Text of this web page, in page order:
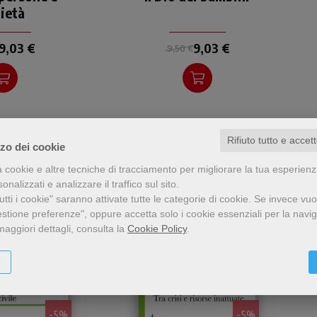
dei cookie
Rifiuto tutto e
cookie e altre tecniche di tracciamento per migliorare la tua
e analizzare il traffico sul sito.
i cookie" saranno attivate tutte le categorie di cookie. Se invece
preferenze", oppure accetta solo i cookie essenziali per la
dettagli, consulta la Cookie Policy.
Il lavoro
€ 9,50 €9,03 €
- 5% - 5%